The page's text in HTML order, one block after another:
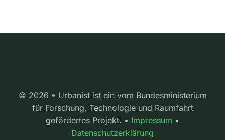
© 2026 • Urbanist ist ein vom Bundesministerium
für Forschung, Technologie und Raumfahrt
gefördertes Projekt. • Impressum •
Datenschutzerklärung